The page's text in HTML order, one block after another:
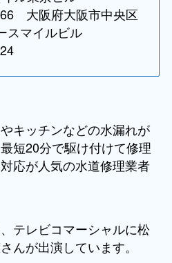
大阪府大阪市中央区
スマイルビル
キッチンなどの水漏れが
短20分で駆け付けて修理
応が人気の水道修理業者
テレビコマーシャルに松
んが出演しています。